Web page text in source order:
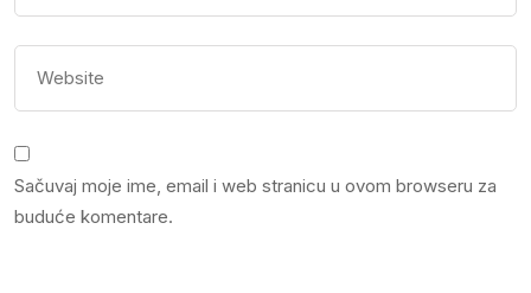
Sačuvaj moje ime, email i web stranicu u ovom browseru za
buduće komentare.